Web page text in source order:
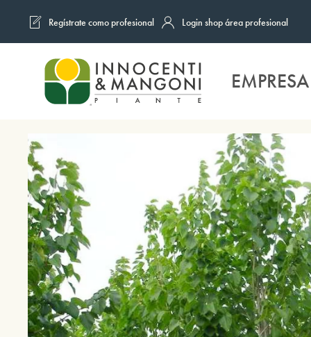
Skip to main content
Regístrate como profesional Login shop área profesional
EMPRESA